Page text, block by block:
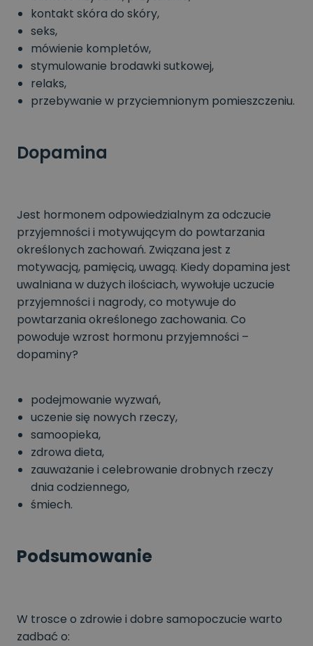
kontakt skóra do skóry,
seks,
mówienie kompletów,
stymulowanie brodawki sutkowej,
relaks,
przebywanie w przyciemnionym pomieszczeniu.
Dopamina
Jest hormonem odpowiedzialnym za odczucie
przyjemności i motywującym do powtarzania
określonych zachowań. Związana jest z
motywacją, pamięcią, uwagą. Kiedy dopamina jest
uwalniana w dużych ilościach, wywołuje uczucie
przyjemności i nagrody, co motywuje do
powtarzania określonego zachowania. Co
powoduje wzrost hormonu przyjemności –
dopaminy?
podejmowanie wyzwań,
uczenie się nowych rzeczy,
samoopieka,
zdrowa dieta,
zauważanie i celebrowanie drobnych rzeczy
dnia codziennego,
śmiech.
Podsumowanie
W trosce o zdrowie i dobre samopoczucie warto
zadbać o: